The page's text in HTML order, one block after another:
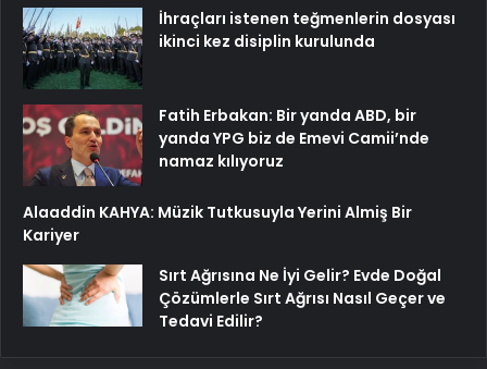
İhraçları istenen teğmenlerin dosyası
ikinci kez disiplin kurulunda
Fatih Erbakan: Bir yanda ABD, bir
yanda YPG biz de Emevi Camii’nde
namaz kılıyoruz
Alaaddin KAHYA: Müzik Tutkusuyla Yerini Almiş Bir
Kariyer
Sırt Ağrısına Ne İyi Gelir? Evde Doğal
Çözümlerle Sırt Ağrısı Nasıl Geçer ve
Tedavi Edilir?